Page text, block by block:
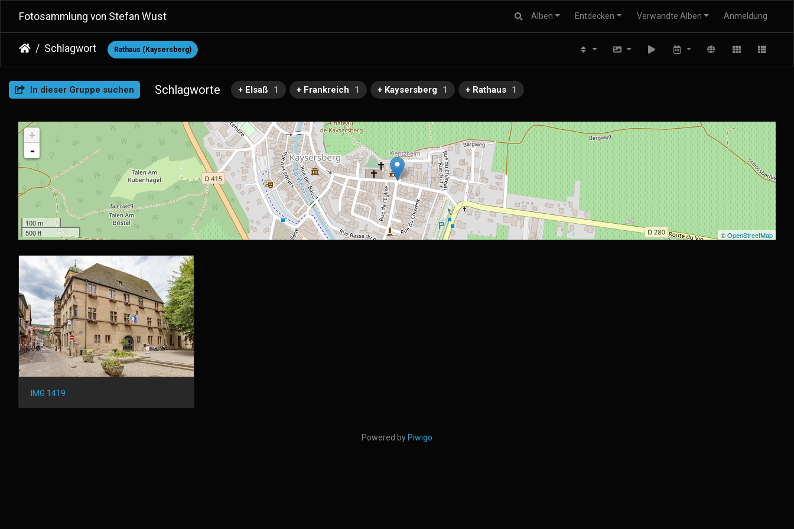
Fotosammlung von Stefan Wust Alben Entdecken Verwandte Alben Anmeldung
Schlagwort Rathaus (Kaysersberg)
In dieser Gruppe suchen Schlagworte + Elsaß 1 + Frankreich 1 + Kaysersberg 1 + Rathaus 1
+
-
100 m
500 ft
©OpenStreetMap
IMG 1419
Powered by Piwigo